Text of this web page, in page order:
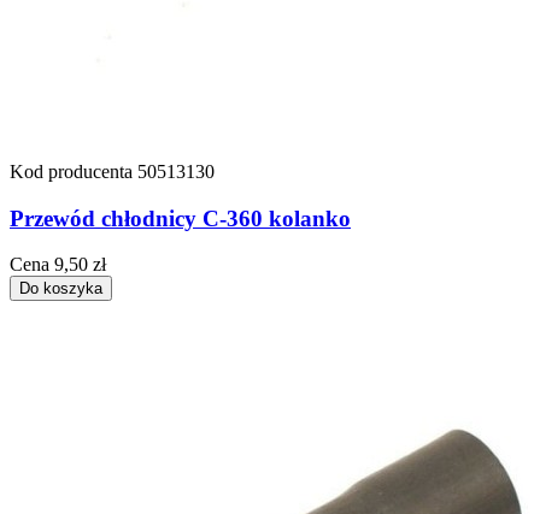
Kod producenta 50513130
Przewód chłodnicy C-360 kolanko
Cena 9,50 zł
Do koszyka